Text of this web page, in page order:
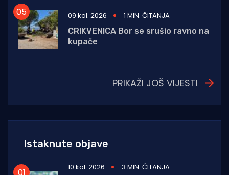
09 kol. 2026
1 MIN. ČITANJA
CRIKVENICA Bor se srušio ravno na
kupače
PRIKAŽI JOŠ VIJESTI
Istaknute objave
10 kol. 2026
3 MIN. ČITANJA